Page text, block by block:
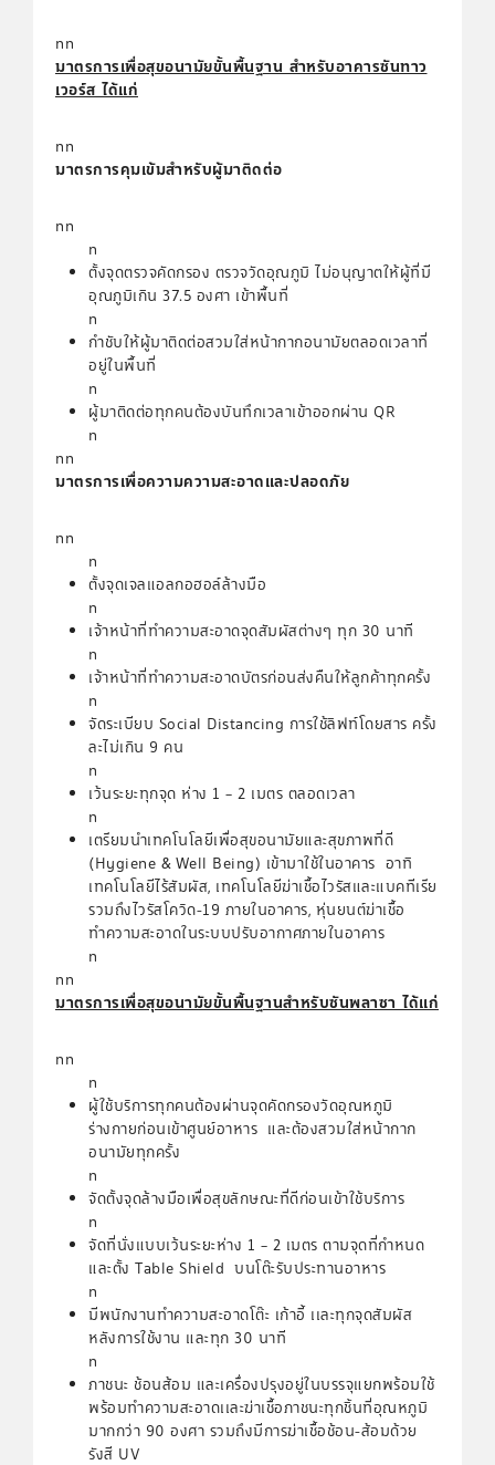
nn
มาตรการเพื่อสุขอนามัยขั้นพื้นฐาน สำหรับอาคารซันทาว
เวอร์ส ได้แก่
nn
มาตรการคุมเข้มสำหรับผู้มาติดต่อ
nn
n
ตั้งจุดตรวจคัดกรอง ตรวจวัดอุณภูมิ ไม่อนุญาตให้ผู้ที่มี
อุณภูมิเกิน 37.5 องศา เข้าพื้นที่
n
กำชับให้ผู้มาติดต่อสวมใส่หน้ากากอนามัยตลอดเวลาที่
อยู่ในพื้นที่
n
ผู้มาติดต่อทุกคนต้องบันทึกเวลาเข้าออกผ่าน QR
n
nn
มาตรการเพื่อความความสะอาดและปลอดภัย
nn
n
ตั้งจุดเจลแอลกอฮอล์ล้างมือ
n
เจ้าหน้าที่ทำความสะอาดจุดสัมผัสต่างๆ ทุก 30 นาที
n
เจ้าหน้าที่ทำความสะอาดบัตรก่อนส่งคืนให้ลูกค้าทุกครั้ง
n
จัดระเบียบ Social Distancing การใช้ลิฟท์โดยสาร ครั้ง
ละไม่เกิน 9 คน
n
เว้นระยะทุกจุด ห่าง 1 – 2 เมตร ตลอดเวลา
n
เตรียมนำเทคโนโลยีเพื่อสุขอนามัยและสุขภาพที่ดี
(Hygiene & Well Being) เข้ามาใช้ในอาคาร อาทิ
เทคโนโลยีไร้สัมผัส, เทคโนโลยีฆ่าเชื้อไวรัสและแบคทีเรีย
รวมถึงไวรัสโควิด-19 ภายในอาคาร, หุ่นยนต์ฆ่าเชื้อ
ทำความสะอาดในระบบปรับอากาศภายในอาคาร
n
nn
มาตรการเพื่อสุขอนามัยขั้นพื้นฐานสำหรับซันพลาซา ได้แก่
nn
n
ผู้ใช้บริการทุกคนต้องผ่านจุดคัดกรองวัดอุณหภูมิ
ร่างกายก่อนเข้าศูนย์อาหาร และต้องสวมใส่หน้ากาก
อนามัยทุกครั้ง
n
จัดตั้งจุดล้างมือเพื่อสุขลักษณะที่ดีก่อนเข้าใช้บริการ
n
จัดที่นั่งแบบเว้นระยะห่าง 1 – 2 เมตร ตามจุดที่กำหนด
และตั้ง Table Shield บนโต๊ะรับประทานอาหาร
n
มีพนักงานทำความสะอาดโต๊ะ เก้าอี้ เเละทุกจุดสัมผัส
หลังการใช้งาน และทุก 30 นาที
n
ภาชนะ ช้อนส้อม และเครื่องปรุงอยู่ในบรรจุแยกพร้อมใช้
พร้อมทำความสะอาดเเละฆ่าเชื้อภาชนะทุกชิ้นที่อุณหภูมิ
มากกว่า 90 องศา รวมถึงมีการฆ่าเชื้อช้อน-ส้อมด้วย
รังสี UV